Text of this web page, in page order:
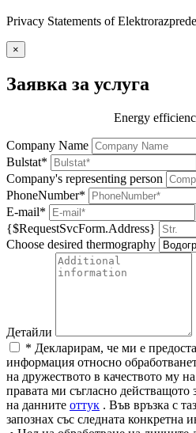
Privacy Statements of
×
Заявка за услуга
Energy
Company Name
Bulstat*
Company's representing person
PhoneNumber*
E-mail*
{$RequestSvcForm.Address}
Choose desired thermography
Детайли
* Декларирам, че ми е
информация относно
на дружеството в качеството му
правата ми съгласно действащото
на данните оттук . Във връзка с
запознах със следната конкретна